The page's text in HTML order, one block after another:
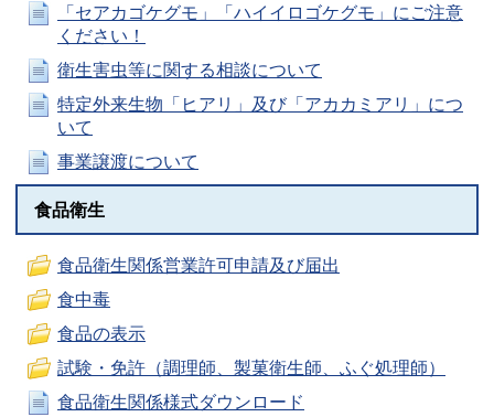
「セアカゴケグモ」「ハイイロゴケグモ」にご注意
ください！
衛生害虫等に関する相談について
特定外来生物「ヒアリ」及び「アカカミアリ」につ
いて
事業譲渡について
食品衛生
食品衛生関係営業許可申請及び届出
食中毒
食品の表示
試験・免許（調理師、製菓衛生師、ふぐ処理師）
食品衛生関係様式ダウンロード